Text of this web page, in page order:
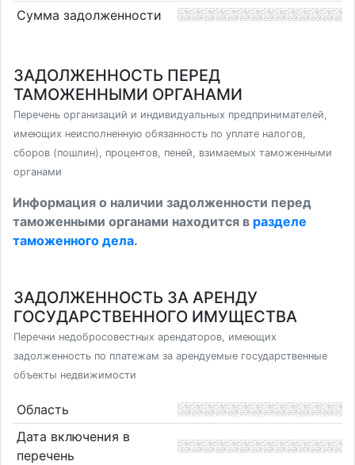
Сумма задолженности
ЗАДОЛЖЕННОСТЬ ПЕРЕД
ТАМОЖЕННЫМИ ОРГАНАМИ
Перечень организаций и индивидуальных предпринимателей,
имеющих неисполненную обязанность по уплате налогов,
сборов (пошлин), процентов, пеней, взимаемых таможенными
органами
Информация о наличии задолженности перед
таможенными органами находится в разделе
таможенного дела.
ЗАДОЛЖЕННОСТЬ ЗА АРЕНДУ
ГОСУДАРСТВЕННОГО ИМУЩЕСТВА
Перечни недобросовестных арендаторов, имеющих
задолженность по платежам за арендуемые государственные
объекты недвижимости
Область
Дата включения в
перечень